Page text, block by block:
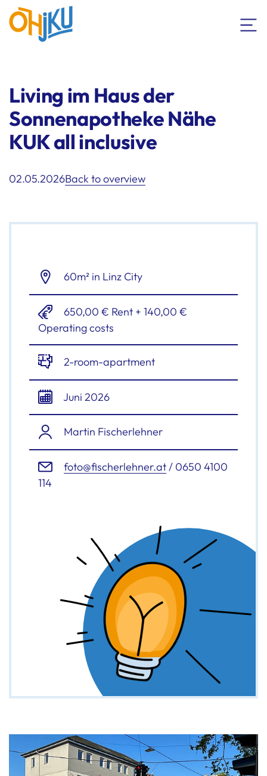
Living im Haus der
Sonnenapotheke Nähe
KUK all inclusive
02.05.2026Back to overview
60m² in Linz City
650,00 € Rent + 140,00 €
Operating costs
2-room-apartment
Juni 2026
Martin Fischerlehner
foto@fischerlehner.at/ 0650 4100
114